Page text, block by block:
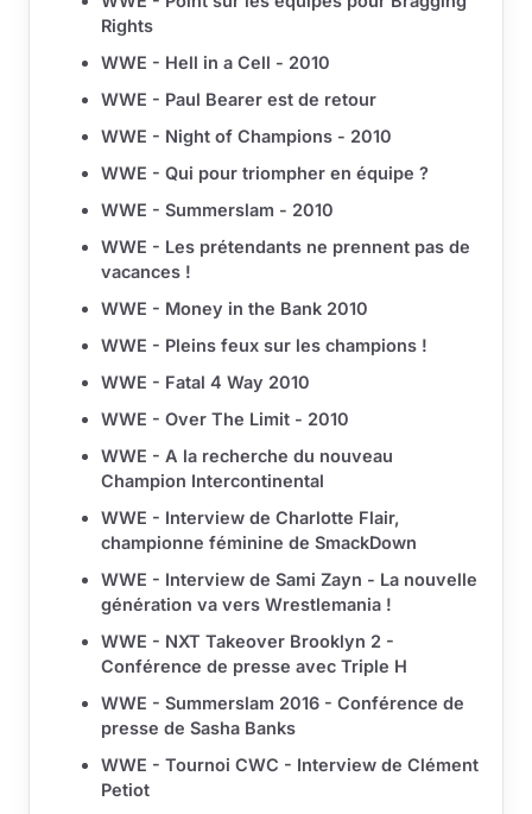
Rights
WWE - Hell in a Cell - 2010
WWE - Paul Bearer est de retour
WWE - Night of Champions - 2010
WWE - Qui pour triompher en équipe ?
WWE - Summerslam - 2010
WWE - Les prétendants ne prennent pas de
vacances !
WWE - Money in the Bank 2010
WWE - Pleins feux sur les champions !
WWE - Fatal 4 Way 2010
WWE - Over The Limit - 2010
WWE - A la recherche du nouveau
Champion Intercontinental
WWE - Interview de Charlotte Flair,
championne féminine de SmackDown
WWE - Interview de Sami Zayn - La nouvelle
génération va vers Wrestlemania !
WWE - NXT Takeover Brooklyn 2 -
Conférence de presse avec Triple H
WWE - Summerslam 2016 - Conférence de
presse de Sasha Banks
WWE - Tournoi CWC - Interview de Clément
Petiot